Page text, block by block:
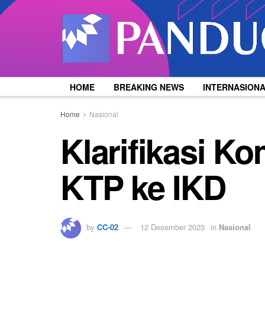
HOME BREAKING NEWS
Home Nasional
Klarifikasi
KTP ke IKD
by CC-02 12 Desember 2023 in Nasional